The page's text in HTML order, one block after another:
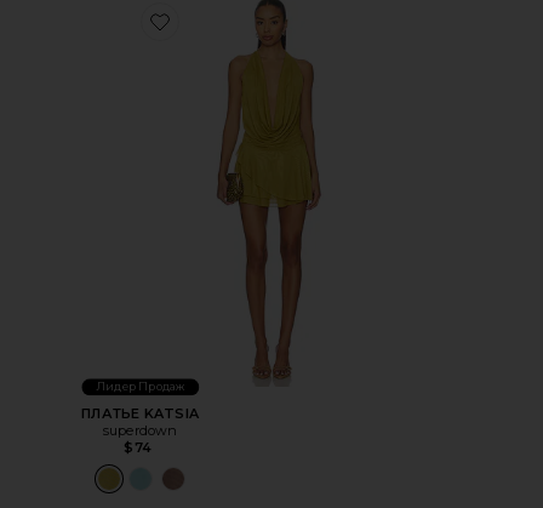
Favorite ПЛАТЬЕ KATSIA
Лидер Продаж
ПЛАТЬЕ KATSIA
superdown
$74